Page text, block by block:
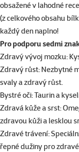
obsažené v lahodné
(z celkového obsahu
každý den naplno!
Pro podporu sedmi
Zdravý vývoj mozku:
Zdravý růst: Nezbytné
svaly a zdravý růst.
Bystré oči: Taurin a
Zdravá kůže a srst:
zdravou kůži a lesklou
Zdravé trávení:
řepné dužiny pro